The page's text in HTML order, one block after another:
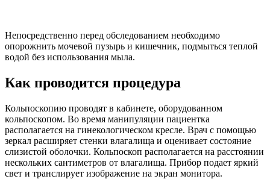
Непосредственно перед обследованием необходимо
опорожнить мочевой пузырь и кишечник, подмыться теплой
водой без использования мыла.
Как проводится процедура
Кольпоскопию проводят в кабинете, оборудованном
кольпоскопом. Во время манипуляции пациентка
располагается на гинекологическом кресле. Врач с помощью
зеркал расширяет стенки влагалища и оценивает состояние
слизистой оболочки. Кольпоскоп располагается на расстоянии
нескольких сантиметров от влагалища. Прибор подает яркий
свет и транслирует изображение на экран монитора.